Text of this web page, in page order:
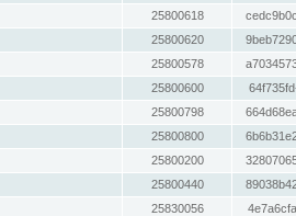
25800618
25800620
25800578
25800600
25800798
25800800
25800200
25800440
25830056